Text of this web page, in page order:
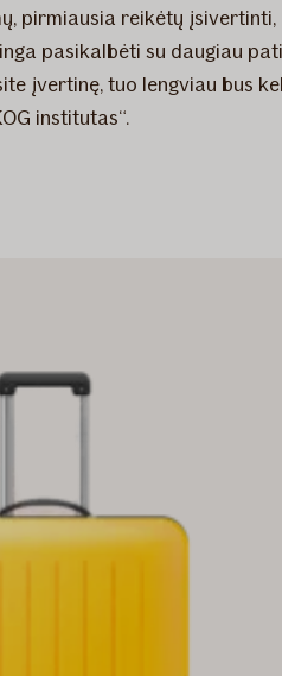
pirmiausia reikėtų
pasikalbėti su daugiau
įvertinę, tuo lengviau bus
institutas“.